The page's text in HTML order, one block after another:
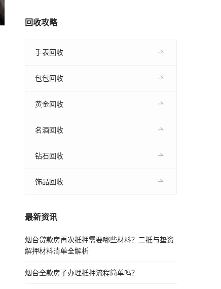
回收攻略
手表回收
包包回收
黄金回收
名酒回收
钻石回收
饰品回收
最新资讯
烟台贷款房再次抵押需要哪些材料？二抵与垫资
解押材料清单全解析
烟台全款房子办理抵押流程简单吗？